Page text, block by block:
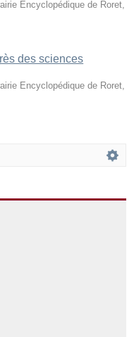
Encyclopédique de Roret
des sciences
Encyclopédique de Roret